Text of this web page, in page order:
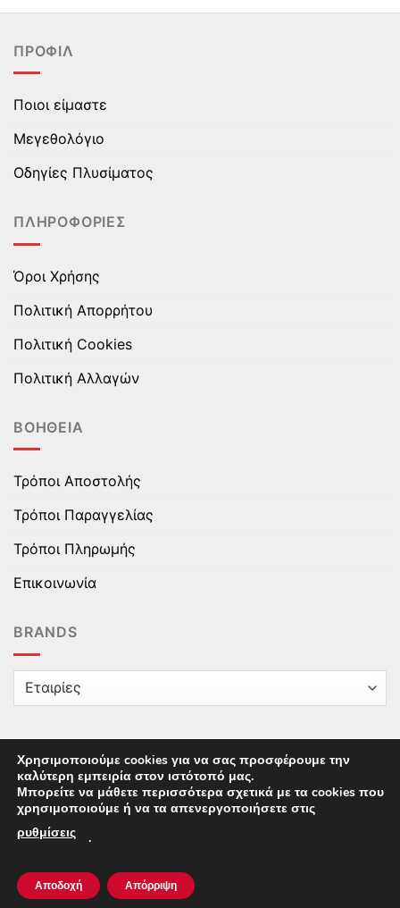
έχει
παραλλαγές.
Οι
μπορούν
επιλεγούν
στη
σελίδα
προϊόντος
έχει
ΠΡΟΦΊΛ
Ποιοι είμαστε
Μεγεθολόγιο
Οδηγίες Πλυσίματος
ΠΛΗΡΟΦΟΡΊΕΣ
Όροι Χρήσης
Πολιτική Απορρήτου
Πολιτική Cookies
Πολιτική Αλλαγών
ΒΟΉΘΕΙΑ
Τρόποι Αποστολής
Τρόποι Παραγγελίας
Τρόποι Πληρωμής
Επικοινωνία
BRANDS
Copyright © 2025 epaidika.gr / All Rights Reserved /
Supported byStarten Development
Χρησιμοποιούμε cookies για να σας προσφέρουμε την
καλύτερη εμπειρία στον ιστότοπό μας.
Μπορείτε να μάθετε περισσότερα σχετικά με τα cookies που
χρησιμοποιούμε ή να τα απενεργοποιήσετε στις
ρυθμίσεις
.
Αποδοχή Απόρριψη
This site uses cookies to offer you a better browsing
experience. By browsing this website, you agree to our
ACCEPT